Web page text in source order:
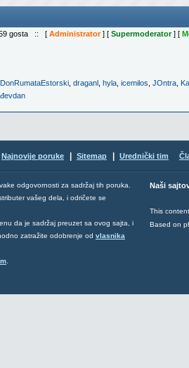
gosta :: [ Administrator] [ Supermoderator] [
DonRumataEstorski draganl hyla icemilos JOntra
Najnovije poruke Sitemap Urednički tim
odgovornosti za sadržaj tih poruka.
vašeg dela, i odričete se
da je sadržaj preuzet sa ovog sajta, i
zatražite odobrenje od vlasnika
Naši
This
Based on